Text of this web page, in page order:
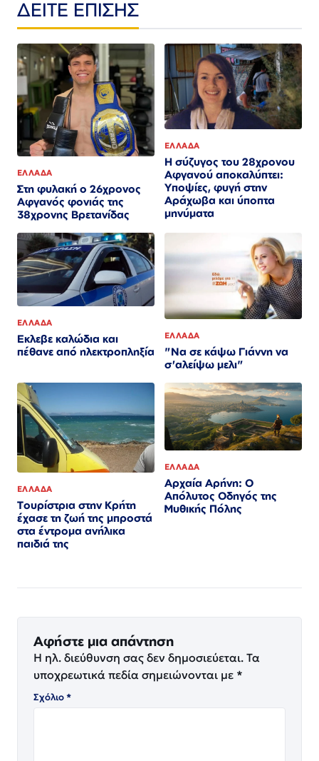
ΔΕΙΤΕ ΕΠΙΣΗΣ
ΕΛΛΑΔΑ
Στη φυλακή ο 26χρονος
Αφγανός φονιάς της
38χρονης Βρετανίδας
ΕΛΛΑΔΑ
Η σύζυγος του 28χρονου
Αφγανού αποκαλύπτει:
Υποψίες, φυγή στην
Αράχωβα και ύποπτα
μηνύματα
ΕΛΛΑΔΑ
Εκλεβε καλώδια και
πέθανε από ηλεκτροπληξία
ΕΛΛΑΔΑ
"Να σε κάψω Γιάννη να
σ'αλείψω μελι"
ΕΛΛΑΔΑ
Τουρίστρια στην Κρήτη
έχασε τη ζωή της μπροστά
στα έντρομα ανήλικα
παιδιά της
ΕΛΛΑΔΑ
Αρχαία Αρήνη: Ο
Απόλυτος Οδηγός της
Μυθικής Πόλης
Αφήστε μια απάντηση
Η ηλ. διεύθυνση σας δεν δημοσιεύεται. Τα
υποχρεωτικά πεδία σημειώνονται με *
Σχόλιο*